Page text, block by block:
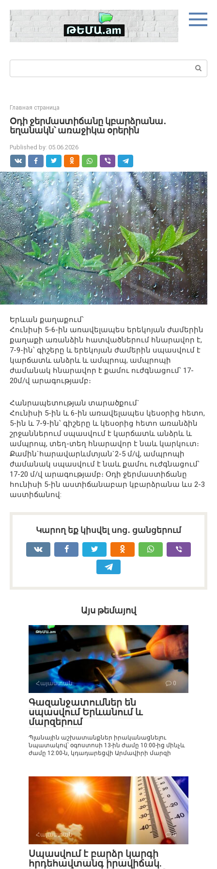
content
Search:
Главная страница
Օդի ջերմաստիճանը կբարձրանա․
եղանակն՝ առաջիկա օրերին
Published by: 05.06.2026
Երևան քաղաքում՝
Հունիսի 5-6-ին առավելապես երեկոյան ժամերին
քաղաքի առանձին հատվածներում հնարավոր է,
7-9-ին՝ գիշերը և երեկոյան ժամերին սպասվում է
կարճատև անձրև և ամպրոպ, ամպրոպի
ժամանակ հնարավոր է քամու ուժգնացում՝ 17-
20մ/վ արագությամբ։
Հանրապետության տարածքում`
Հունիսի 5-ին և 6-ին առավելապես կեսօրից հետո,
5-ին և 7-9-ին՝ գիշերը և կեսօրից հետո առանձին
շրջաններում սպասվում է կարճատև անձրև և
ամպրոպ, տեղ-տեղ հնարավոր է նաև կարկուտ։
Քամին`հարավարևմտյան`2-5 մ/վ, ամպրոպի
ժամանակ սպասվում է նաև քամու ուժգնացում՝
17-20 մ/վ արագությամբ։ Օդի ջերմաստիճանը
հունիսի 5-ին աստիճանաբար կբարձրանա ևս 2-3
աստիճանով:
Կարող եք կիսվել սոց․ ցանցերում
Այս թեմայով
Հայաստան 0
Գազանջատումներ են
սպասվում Երևանում և
մարզերում
Պլանային աշխատանքներ իրականացնելու
նպատակով՝ օգոստոսի 13-ին ժամը 10:00-ից մինչև
ժամը 12:00-ն, կդադարեցվի Արմավիրի մարզի
Հայաստան 0
Սպասվում է բարձր կարգի
հրդեհավտանգ իրավիճակ.